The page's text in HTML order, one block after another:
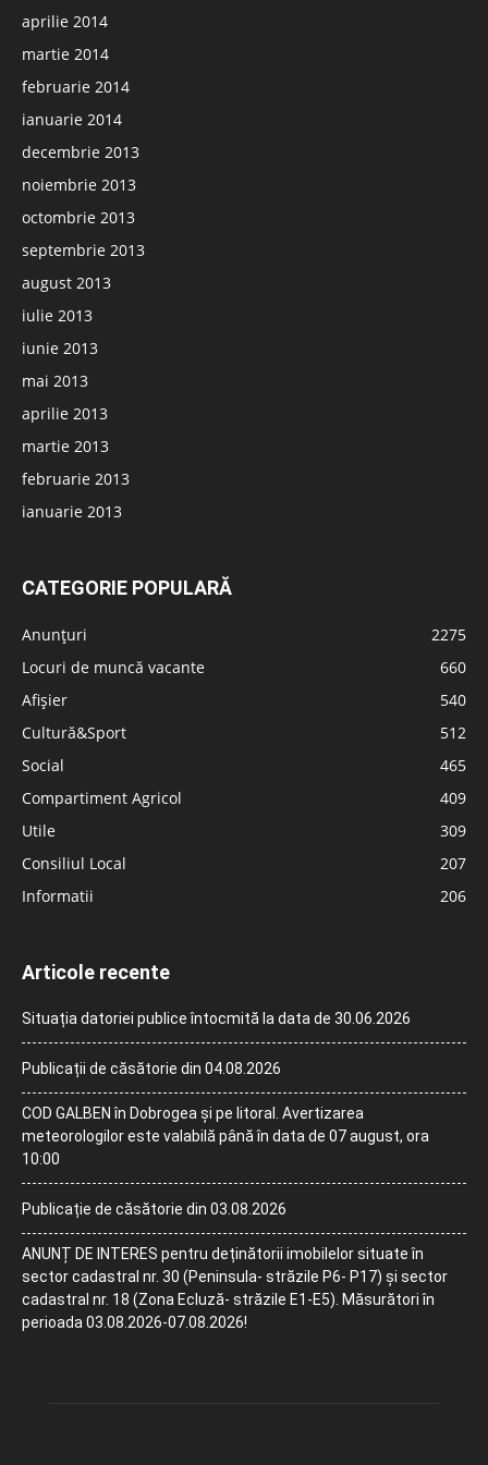
aprilie 2014
martie 2014
februarie 2014
ianuarie 2014
decembrie 2013
noiembrie 2013
octombrie 2013
septembrie 2013
august 2013
iulie 2013
iunie 2013
mai 2013
aprilie 2013
martie 2013
februarie 2013
ianuarie 2013
CATEGORIE POPULARĂ
Anunțuri
2275
Locuri de muncă vacante
660
Afișier
540
Cultură&Sport
512
Social
465
Compartiment Agricol
409
Utile
309
Consiliul Local
207
Informatii
206
Articole recente
Situația datoriei publice întocmită la data de 30.06.2026
Publicații de căsătorie din 04.08.2026
COD GALBEN în Dobrogea și pe litoral. Avertizarea
meteorologilor este valabilă până în data de 07 august, ora
10:00
Publicație de căsătorie din 03.08.2026
ANUNȚ DE INTERES pentru deținătorii imobilelor situate în
sector cadastral nr. 30 (Peninsula- străzile P6- P17) și sector
cadastral nr. 18 (Zona Ecluză- străzile E1-E5). Măsurători în
perioada 03.08.2026-07.08.2026!